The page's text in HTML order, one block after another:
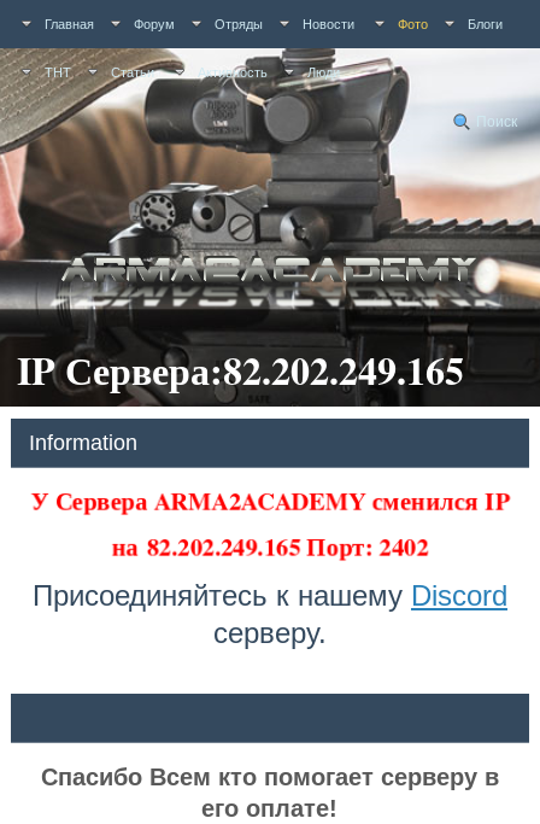
Главная Форум Отряды Новости Фото Блоги
ТНТ Статьи Активность Люди
Поиск
IP Сервера:82.202.249.165
Information
У Сервера ARMA2ACADEMY сменился IP
на82.202.249.165 Порт: 2402
Присоединяйтесь к нашему Discord
серверу.
Спасибо Всем кто помогает серверу в
его оплате!